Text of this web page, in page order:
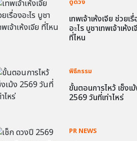
เทพเจ้าเห้งเจีย ช่วยเ
อะไร บูชาเทพเจ้าเห้งเ
ที่ไหน
พิธีกรรม
ขั้นตอนการไหว้ เช็งเ
2569 วันที่เท่าไหร่
PR NEWS